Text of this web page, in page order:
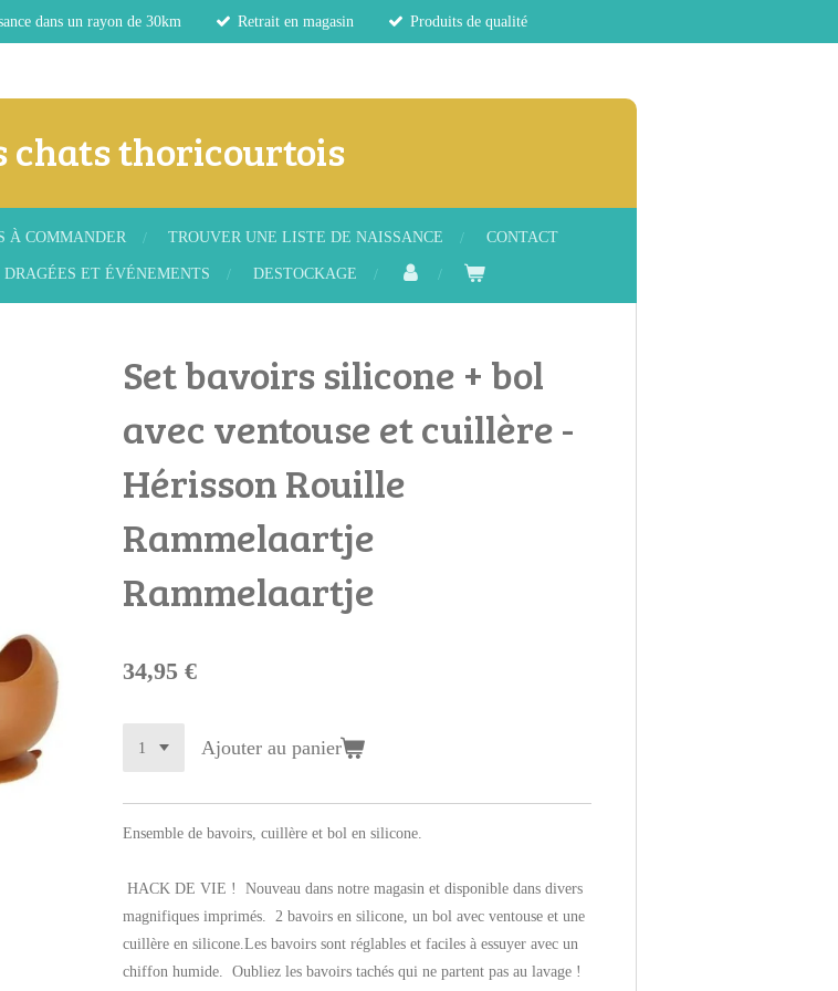
dans un rayon de 30km Retrait en magasin Produits de qualité
chats thoricourtois
À COMMANDER TROUVER UNE LISTE DE NAISSANCE CONTACT
DRAGÉES ET ÉVÉNEMENTS DESTOCKAGE
Set bavoirs silicone + bol
avec ventouse et cuillère -
Hérisson Rouille
Rammelaartje
Rammelaartje
34,95 €
Ajouter au panier
Ensemble de bavoirs, cuillère et bol en silicone.
HACK DE VIE ! Nouveau dans notre magasin et disponible dans divers
magnifiques imprimés. 2 bavoirs en silicone, un bol avec ventouse et une
cuillère en silicone.Les bavoirs sont réglables et faciles à essuyer avec un
chiffon humide. Oubliez les bavoirs tachés qui ne partent pas au lavage !